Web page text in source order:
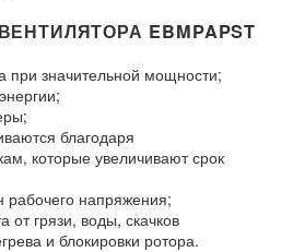
EBMPAPST
при значительной мощности;
благодаря
которые увеличивают срок
рабочего напряжения;
от грязи, воды, скачков
и блокировки ротора.